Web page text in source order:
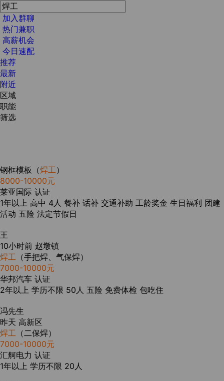
加入群聊
热门兼职
高薪机会
今日速配
推荐
最新
附近
区域
职能
筛选
钢框模板（焊工 ）
8000-10000元
莱亚国际 认证
1年以上 高中 4人 餐补 话补 交通补助 工龄奖金 生日福利 团建
活动 五险 法定节假日
王
10小时前 赵墩镇
焊工 （手把焊、气保焊）
7000-10000元
华邦汽车 认证
2年以上 学历不限 50人 五险 免费体检 包吃住
冯先生
昨天 高新区
焊工 （二保焊）
7000-10000元
汇舸电力 认证
1年以上 学历不限 20人